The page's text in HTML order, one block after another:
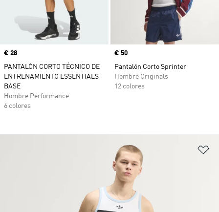
Precio
€ 28
PANTALÓN CORTO TÉCNICO DE
ENTRENAMIENTO ESSENTIALS
BASE
Hombre Performance
6 colores
Precio
€ 50
Pantalón Corto Sprinter
Hombre Originals
12 colores